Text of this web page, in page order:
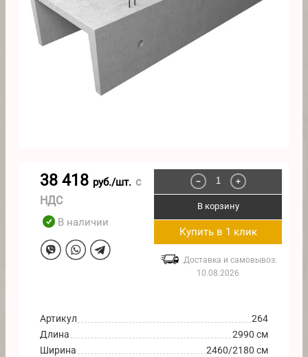
38 418 руб./шт. с
НДС
В наличии
− +
В корзину
Купить в 1 клик
Доставка и самовывоз:
10.08.2026
Артикул
264
Длина
2990 см
Ширина
2460/2180 см